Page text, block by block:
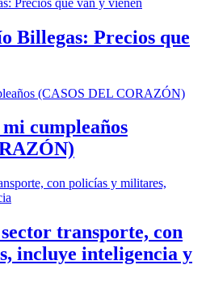
Billegas: Precios que
cumpleaños
transporte, con
incluye inteligencia y